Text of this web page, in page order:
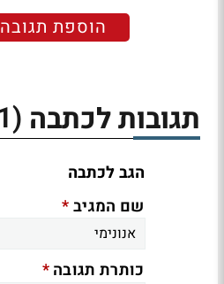
הוספת תגובה
תגובות לכתבה (1)
הגב לכתבה
שם המגיב*
כותרת תגובה*